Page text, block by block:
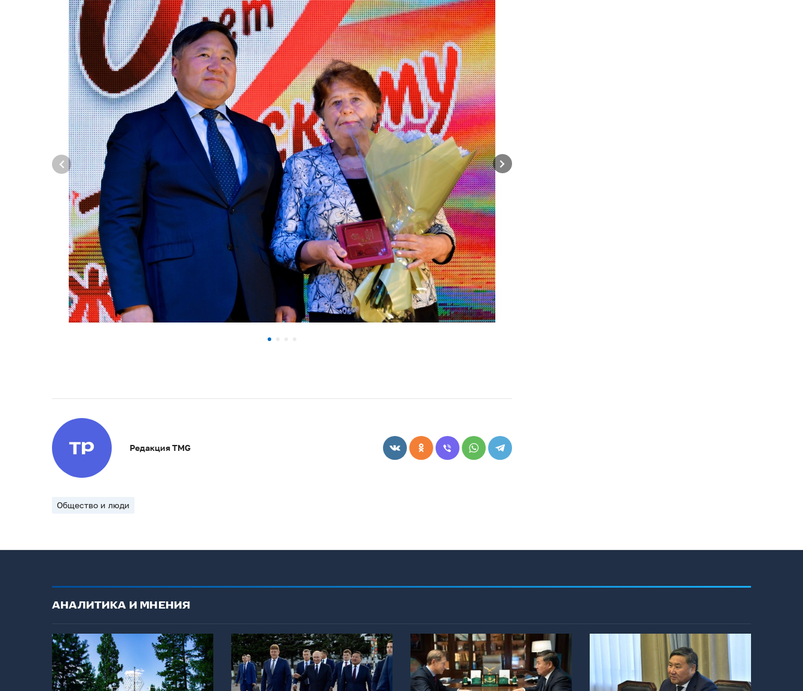
Редакция TMG
Общество и люди
АНАЛИТИКА И МНЕНИЯ